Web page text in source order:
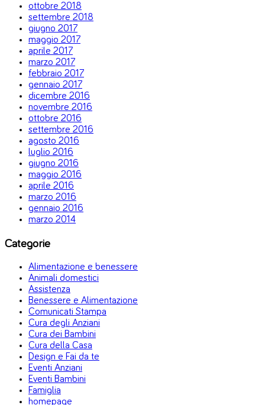
ottobre 2018
settembre 2018
giugno 2017
maggio 2017
aprile 2017
marzo 2017
febbraio 2017
gennaio 2017
dicembre 2016
novembre 2016
ottobre 2016
settembre 2016
agosto 2016
luglio 2016
giugno 2016
maggio 2016
aprile 2016
marzo 2016
gennaio 2016
marzo 2014
Categorie
Alimentazione e benessere
Animali domestici
Assistenza
Benessere e Alimentazione
Comunicati Stampa
Cura degli Anziani
Cura dei Bambini
Cura della Casa
Design e Fai da te
Eventi Anziani
Eventi Bambini
Famiglia
homepage